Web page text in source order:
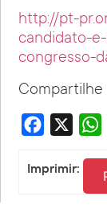
http://pt-
candidato-
congresso-
Compartilhe
Facebook
Imprimir: